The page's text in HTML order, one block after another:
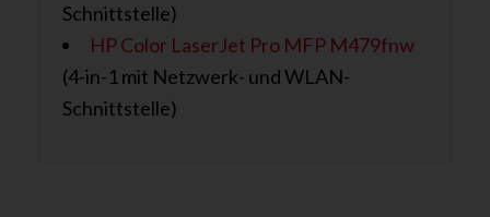
Schnittstelle)
HP Color LaserJet Pro MFP M479fnw
(4-in-1 mit Netzwerk- und WLAN-
Schnittstelle)